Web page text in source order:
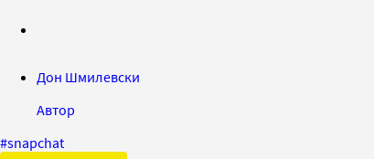
Дoн Шмилевски
Автор
#snapchat